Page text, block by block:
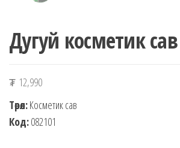
Дугуй косметик сав
₮ 12,990
Төрөл:Косметик сав
Код:082101